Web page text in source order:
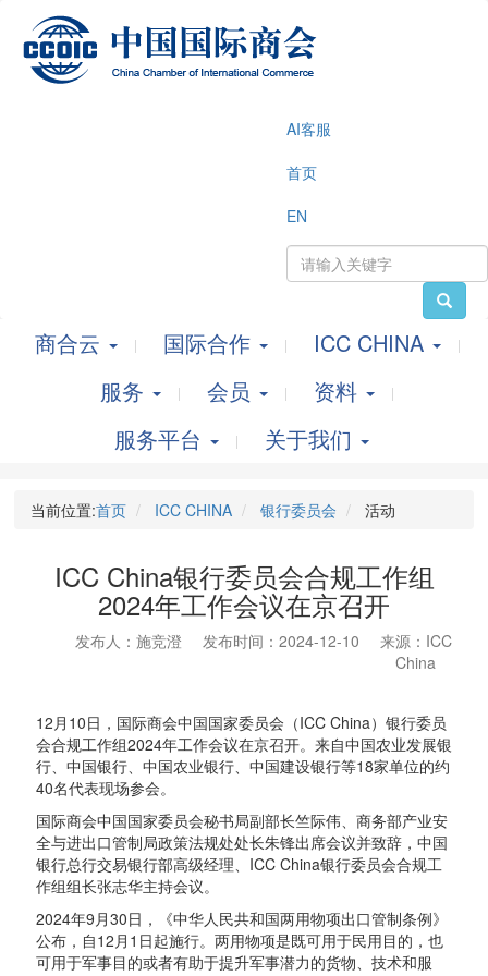
AI客服
首页
EN
商合云 国际合作
ICC CHINA
服务
会员
资料
服务平台
关于我们
当前位置:首页 ICC CHINA 银行委员会 活动
ICC China银行委员会合规工作组
2024年工作会议在京召开
发布人：施竞澄 发布时间：2024-12-10
来源：ICC
China
12月10日，国际商会中国国家委员会（ICC China）银行委员
会合规工作组2024年工作会议在京召开。来自中国农业发展银
行、中国银行、中国农业银行、中国建设银行等18家单位的约
40名代表现场参会。
国际商会中国国家委员会秘书局副部长竺际伟、商务部产业安
全与进出口管制局政策法规处处长朱锋出席会议并致辞，中国
银行总行交易银行部高级经理、ICC China银行委员会合规工
作组组长张志华主持会议。
2024年9月30日，《中华人民共和国两用物项出口管制条例》
公布，自12月1日起施行。两用物项是既可用于民用目的，也
可用于军事目的或者有助于提升军事潜力的货物、技术和服